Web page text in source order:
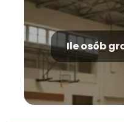
Ile osób